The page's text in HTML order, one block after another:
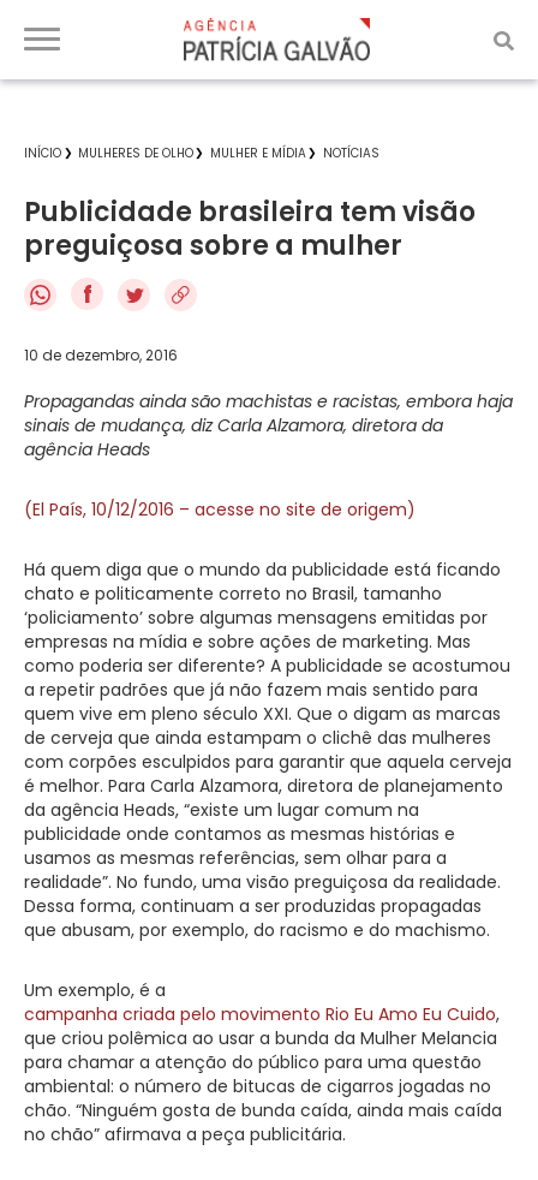
INÍCIO MULHERES DE OLHO MULHER E MÍDIA NOTÍCIAS
Publicidade brasileira tem visão
preguiçosa sobre a mulher
f
10 de dezembro, 2016
Propagandas ainda são machistas e racistas, embora haja
sinais de mudança, diz Carla Alzamora, diretora da
agência Heads
(El País, 10/12/2016 – acesse no site de origem)
Há quem diga que o mundo da publicidade está ficando
chato e politicamente correto no Brasil, tamanho
‘policiamento’ sobre algumas mensagens emitidas por
empresas na mídia e sobre ações de marketing. Mas
como poderia ser diferente? A publicidade se acostumou
a repetir padrões que já não fazem mais sentido para
quem vive em pleno século XXI. Que o digam as marcas
de cerveja que ainda estampam o clichê das mulheres
com corpões esculpidos para garantir que aquela cerveja
é melhor. Para Carla Alzamora, diretora de planejamento
da agência Heads, “existe um lugar comum na
publicidade onde contamos as mesmas histórias e
usamos as mesmas referências, sem olhar para a
realidade”. No fundo, uma visão preguiçosa da realidade.
Dessa forma, continuam a ser produzidas propagadas
que abusam, por exemplo, do racismo e do machismo.
Um exemplo, é a
campanha criada pelo movimento Rio Eu Amo Eu Cuido,
que criou polêmica ao usar a bunda da Mulher Melancia
para chamar a atenção do público para uma questão
ambiental: o número de bitucas de cigarros jogadas no
chão. “Ninguém gosta de bunda caída, ainda mais caída
no chão” afirmava a peça publicitária.